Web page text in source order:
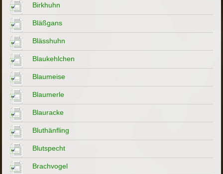
Birkhuhn
Bläßgans
Blässhuhn
Blaukehlchen
Blaumeise
Blaumerle
Blauracke
Bluthänfling
Blutspecht
Brachvogel